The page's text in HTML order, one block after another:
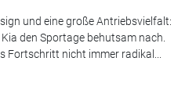
und eine große Antriebsvielfalt:
den Sportage behutsam nach.
Fortschritt nicht immer radikal...